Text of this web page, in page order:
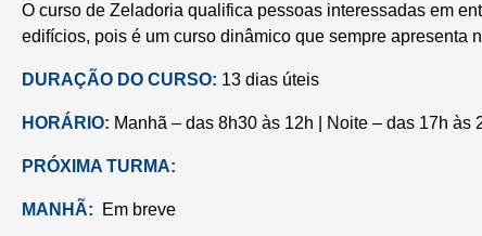
O curso de Zeladoria qualifica pessoas interessadas em
edifícios, pois é um curso dinâmico que sempre apresenta
DURAÇÃO DO CURSO: 13 dias úteis
HORÁRIO: Manhã – das 8h30 às 12h | Noite – das 17h às
PRÓXIMA TURMA:
MANHÃ: Em breve